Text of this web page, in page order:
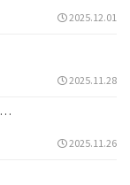
2025.12.01
2025.11.28
2025.11.26